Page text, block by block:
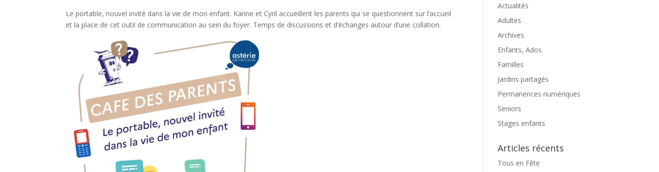
Le portable, nouvel invité dans la vie de mon enfant. Karine et Cyril accueillent les parents qui se questionnent sur l’accueil
et la place de cet outil de communication au sein du foyer. Temps de discussions et d’échanges autour d’une collation.
Actualités
Adultes
Archives
Enfants, Ados
Familles
Jardins partagés
Permanences numériques
Seniors
Stages enfants
Articles récents
Tous en Fête